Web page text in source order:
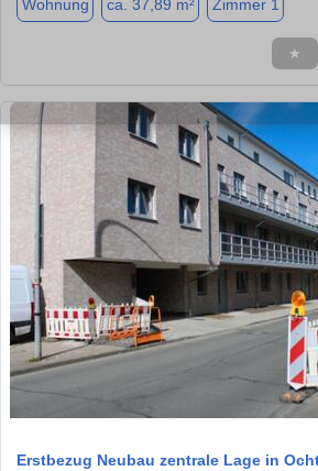
Wohnung ca. 37,89 m² Zimmer 1
★
Erstbezug Neubau zentrale Lage in